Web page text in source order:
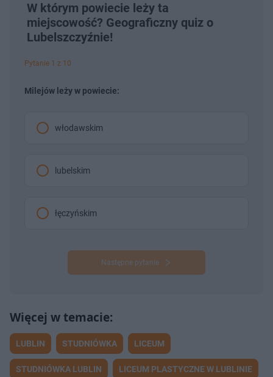
W którym powiecie leży ta
miejscowość? Geograficzny quiz o
Lubelszczyźnie!
Pytanie 1 z 10
Milejów leży w powiecie:
włodawskim
lubelskim
łęczyńskim
Następne pytanie
LUBLIN STUDNIÓWKA LICEUM
STUDNIÓWKA LUBLIN LICEUM PLASTYCZNE W LUBLINIE